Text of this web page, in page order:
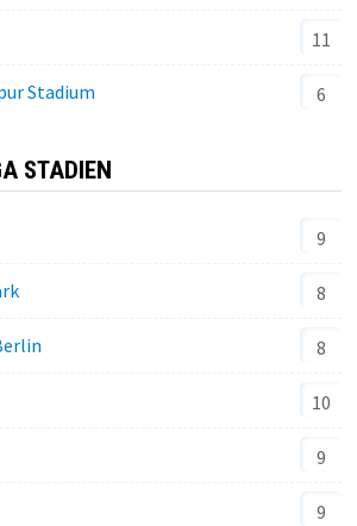
11
Stadium 6
STADIEN
9
8
8
10
9
9